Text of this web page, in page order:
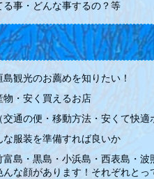
る事・どんな事するの？等
観光のお薦めを知りたい！
物・安く買えるお店
交通の便・移動方法・安くて快適
な服装を準備すれば良いか
富島・黒島・小浜島・西表島・波
んな顔があります！それぞれとっ